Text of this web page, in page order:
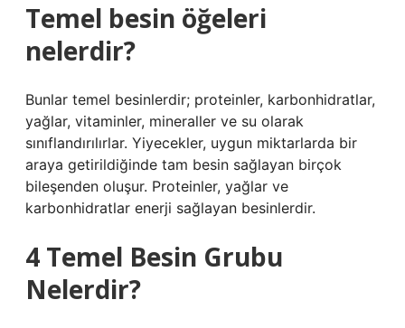
Temel besin öğeleri
nelerdir?
Bunlar temel besinlerdir; proteinler, karbonhidratlar,
yağlar, vitaminler, mineraller ve su olarak
sınıflandırılırlar. Yiyecekler, uygun miktarlarda bir
araya getirildiğinde tam besin sağlayan birçok
bileşenden oluşur. Proteinler, yağlar ve
karbonhidratlar enerji sağlayan besinlerdir.
4 Temel Besin Grubu
Nelerdir?